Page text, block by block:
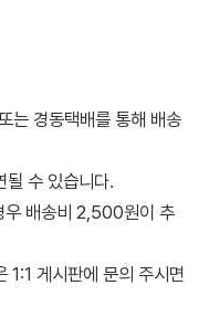
는 경동택배를 통해 배송
될 수 있습니다.
우 배송비 2,500원이 추
1:1 게시판에 문의 주시면